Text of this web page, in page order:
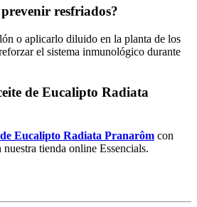
resfriados?
o aplicarlo diluido en la planta de los
el sistema inmunológico durante
de Eucalipto Radiata
Eucalipto Radiata Pranarôm con
tienda online Essencials.